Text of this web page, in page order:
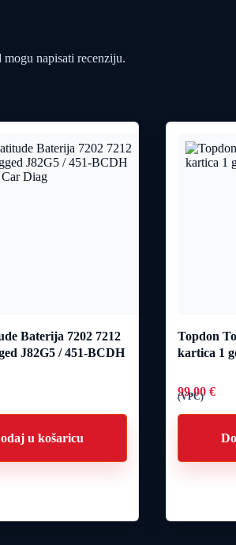
napisati recenziju.
Baterija 7202 7212
J82G5 / 451-BCDH
u košaricu
Topdon
kartica 1
99,00 €
(VPC)